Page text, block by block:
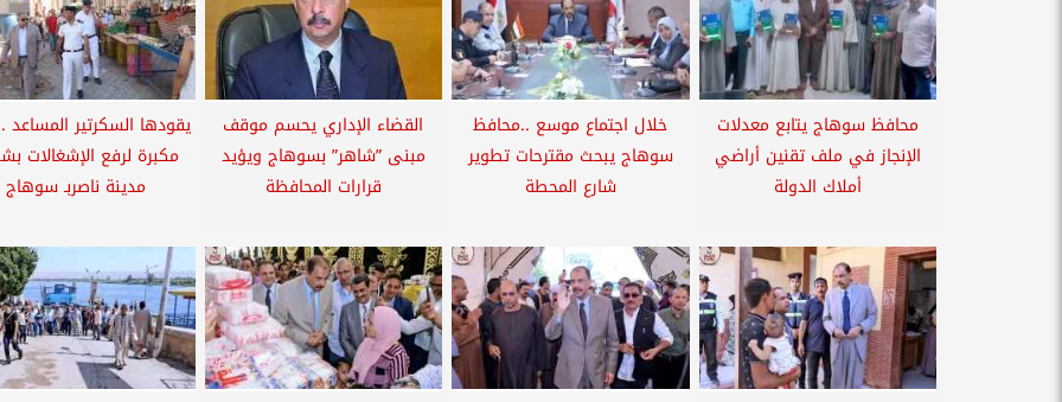
محافظ سوهاج يتابع معدلات
الإنجاز في ملف تقنين أراضي
أملاك الدولة
خلال اجتماع موسع ..محافظ
سوهاج يبحث مقترحات تطوير
شارع المحطة
القضاء الإداري يحسم موقف
مبنى ”شاهر” بسوهاج ويؤيد
قرارات المحافظة
يقودها السكرتير المساعد
مكبرة لرفع الإشغالات
مدينة ناصربـ سوهاج